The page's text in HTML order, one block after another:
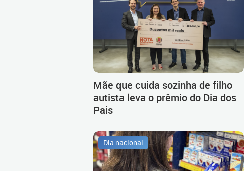
Mãe que cuida sozinha de filho
autista leva o prêmio do Dia dos
Pais
Dia nacional